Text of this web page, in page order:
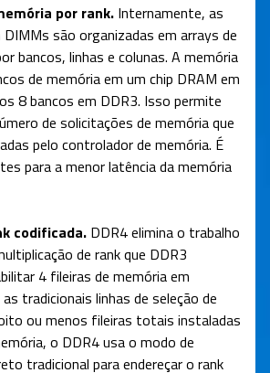
por rank. Internamente, as
são organizadas em arrays de
bancos, linhas e colunas. A memória
de memória em um chip DRAM em
8 bancos em DDR3. Isso permite
de solicitações de memória que
pelo controlador de memória. É
para a menor latência da memória
codificada. DDR4 elimina o trabalho
de rank que DDR3
4 fileiras de memória em
tradicionais linhas de seleção de
ou menos fileiras totais instaladas
o DDR4 usa o modo de
tradicional para endereçar o rank